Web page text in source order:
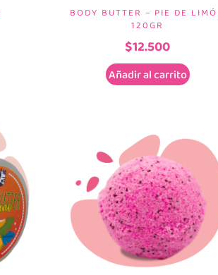
BODY BUTTER – PIE DE
120GR
$12.500
Añadir al carrito